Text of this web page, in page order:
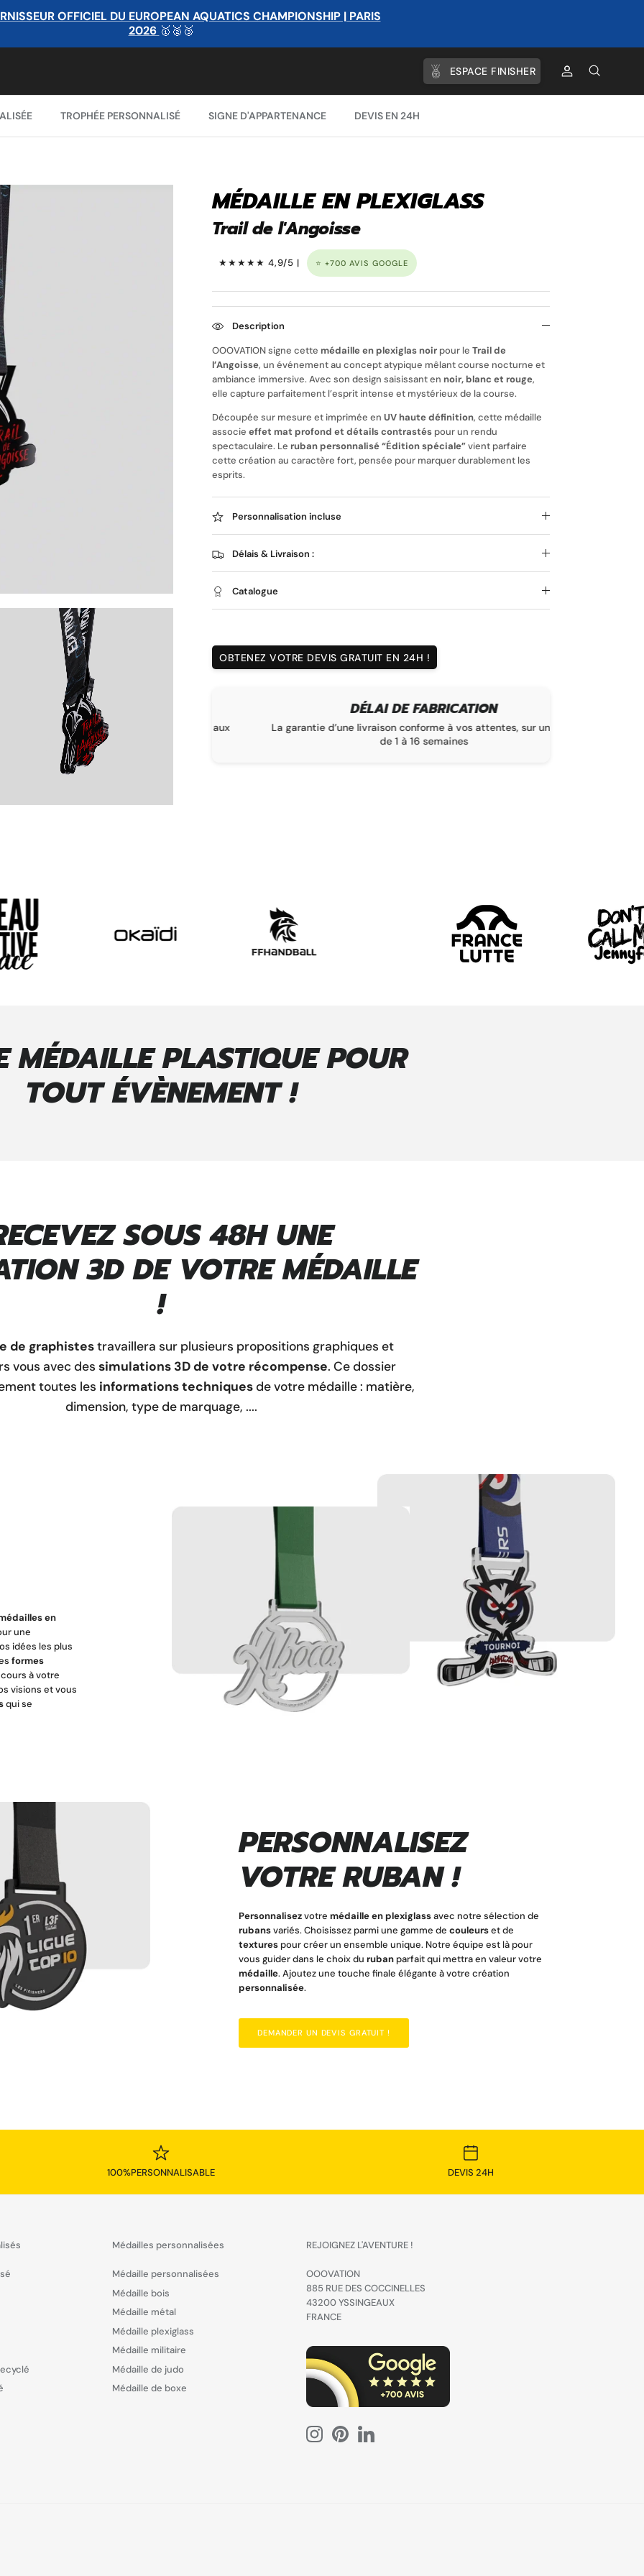
OFFICIEL DU EUROPEAN AQUATICS CHAMPIONSHIP | PARIS
2026 🥇🥈🥉
ESPACE FINISHER CompteRecherche
TROPHÉE PERSONNALISÉ SIGNE D'APPARTENANCE DEVIS EN 24H
MÉDAILLE EN PLEXIGLASS
Trail de l'Angoisse
★★★★★ 4,9/5 | ⭐ +700 AVIS GOOGLE
Description
OOOVATION signe cettemédaille en plexiglas noir pour leTrail de
l’Angoisse, un événement au concept atypique mêlant course nocturne et
ambiance immersive. Avec son design saisissant ennoir, blanc et rouge,
elle capture parfaitement l’esprit intense et mystérieux de la course.
Découpée sur mesure et imprimée enUV haute définition, cette médaille
associeeffet mat profond et détails contrastés pour un rendu
spectaculaire. Leruban personnalisé “Édition spéciale”vient parfaire
cette création au caractère fort, pensée pour marquer durablement les
esprits.
Personnalisation incluse
Délais & Livraison :
Catalogue
OBTENEZ VOTRE DEVIS GRATUIT EN 24H !
PRIX DÉGRESSIF
grâce à une tarification adaptée aux
quantités
DÉLAI DE FABRICATION
La garantie d’une livraison conforme à vos attentes, sur un délai
de 1 à 16 semaines
MÉDAILLE PLASTIQUE POUR
TOUT ÉVÈNEMENT !
SOUS 48H UNE
3D DE VOTRE MÉDAILLE
!
de graphistestravaillera sur plusieurs propositions graphiques et
vous avec des simulations 3D de votre récompense. Ce dossier
toutes les informations techniquesde votre médaille : matière,
dimension, type de marquage, ....
en
une
idées les plus
formes
à votre
visions et vous
qui se
PERSONNALISEZ
VOTRE RUBAN !
Personnalisezvotre médaille en plexiglassavec notre sélection de
rubansvariés. Choisissez parmi une gamme de couleurset de
texturespour créer un ensemble unique. Notre équipe est là pour
vous guider dans le choix du rubanparfait qui mettra en valeur votre
médaille. Ajoutez une touche finale élégante à votre création
personnalisée.
DEMANDER UN DEVIS GRATUIT !
100%PERSONNALISABLE DEVIS 24H
Médailles personnalisées
Médaille personnalisées
Médaille bois
Médaille métal
Médaille plexiglass
Médaille militaire
Médaille de judo
Médaille de boxe
REJOIGNEZ L'AVENTURE !
OOOVATION
885 RUE DES COCCINELLES
43200 YSSINGEAUX
FRANCE